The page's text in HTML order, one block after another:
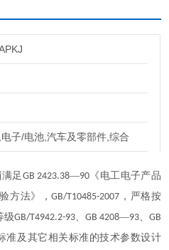
子/电池,汽车及零部件,综合
满足 GB 2423.38—90 《电工电子产品
验方法》，GB/T10485-2007 ，严格按
级GB/T4942.2-93、 GB 4208—93、 GB
准及其它相关标准的技术参数设计